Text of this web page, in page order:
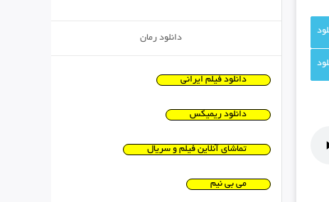
دانلود رمان
دانلود فیلم ایرانی
دانلود ریمیکس
تماشای آنلاین فیلم و سریال
می بی نیم